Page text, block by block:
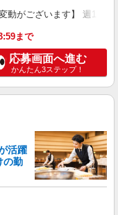
動がございます】 週1日
まで
応募画面へ進む
かんたん3ステップ！
活躍
の勤